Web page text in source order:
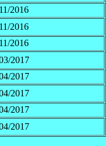
2016
2016
2016
2017
2017
2017
2017
2017